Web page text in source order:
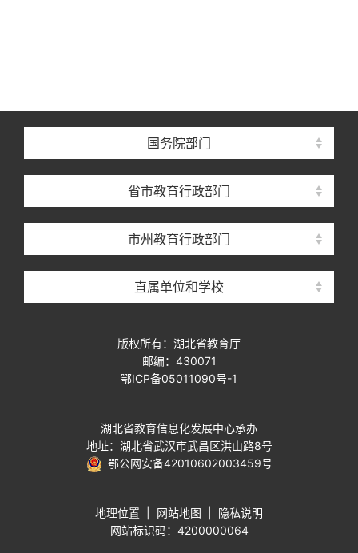
国务院部门
省市教育行政部门
市州教育行政部门
直属单位和学校
版权所有：湖北省教育厅
邮编：430071
鄂ICP备05011090号-1
湖北省教育信息化发展中心承办
地址：湖北省武汉市武昌区洪山路8号
鄂公网安备42010602003459号
地理位置 网站地图
隐私说明
网站标识码：4200000064